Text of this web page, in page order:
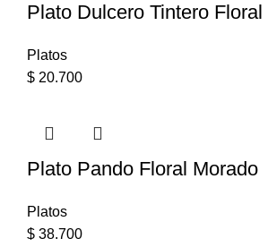
Plato Dulcero Tintero
Platos
$ 20.700
Plato Pando Floral Morado
Platos
$ 38.700